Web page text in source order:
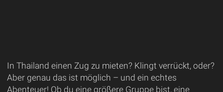
In Thailand einen Zug zu mieten? Klingt verrückt, oder?
Aber genau das ist möglich – und ein echtes
Abenteuer! Ob du eine größere Gruppe bist, eine